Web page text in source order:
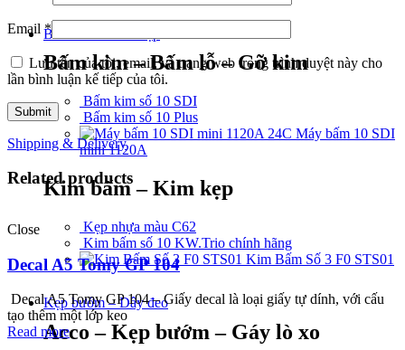
Bấm kim – Kim kẹp
Bấm kim – Bấm lỗ – Gỡ kim
Bấm kim số 10 SDI
Bấm kim số 10 Plus
Máy bấm 10 SDI
mini 1120A
Kim bấm – Kim kẹp
Kẹp nhựa màu C62
Kim bấm số 10 KW.Trio chính hãng
Kim Bấm Số 3 F0 STS01
Kẹp bướm – Dây đeo
Acco – Kẹp bướm – Gáy lò xo
Email*
Lưu tên của tôi, email, và trang web trong trình duyệt này cho
lần bình luận kế tiếp của tôi.
Shipping & Delivery
Related products
Close
Decal A5 Tomy GP 104
Decal A5 Tomy GP 104 – Giấy decal là loại giấy tự dính, với cấu
tạo thêm một lớp keo
Read more